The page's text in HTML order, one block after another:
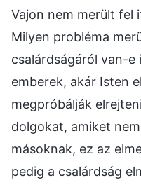
Vajon nem merült fel
Milyen probléma
csalárdságáról van-e
emberek, akár Isten
megpróbálják
dolgokat, amiket
másoknak, ez az
pedig a csalárdság